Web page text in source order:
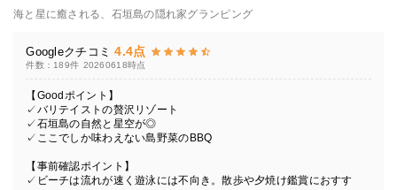
海と星に癒される、石垣島の隠れ家グランピング
Googleクチコミ 4.4点
件数：189件 20260618時点
【Goodポイント】
✓バリテイストの贅沢リゾート
✓石垣島の自然と星空が◎
✓ここでしか味わえない島野菜のBBQ
【事前確認ポイント】
✓ビーチは流れが速く遊泳には不向き。散歩や夕焼け鑑賞におすす